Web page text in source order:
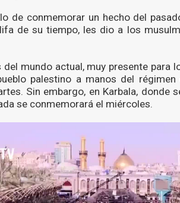
de conmemorar un hecho del
de su tiempo, les dio a los
del mundo actual, muy presente para
palestino a manos del
Sin embargo, en Karbala, donde
se conmemorará el miércoles.